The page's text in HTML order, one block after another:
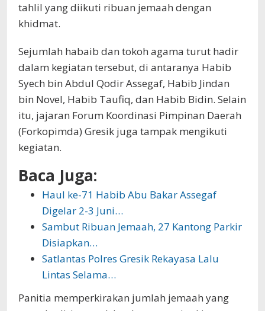
tahlil yang diikuti ribuan jemaah dengan
khidmat.
Sejumlah habaib dan tokoh agama turut hadir
dalam kegiatan tersebut, di antaranya Habib
Syech bin Abdul Qodir Assegaf, Habib Jindan
bin Novel, Habib Taufiq, dan Habib Bidin. Selain
itu, jajaran Forum Koordinasi Pimpinan Daerah
(Forkopimda) Gresik juga tampak mengikuti
kegiatan.
Baca Juga:
Haul ke-71 Habib Abu Bakar Assegaf
Digelar 2-3 Juni…
Sambut Ribuan Jemaah, 27 Kantong Parkir
Disiapkan…
Satlantas Polres Gresik Rekayasa Lalu
Lintas Selama…
Panitia memperkirakan jumlah jemaah yang